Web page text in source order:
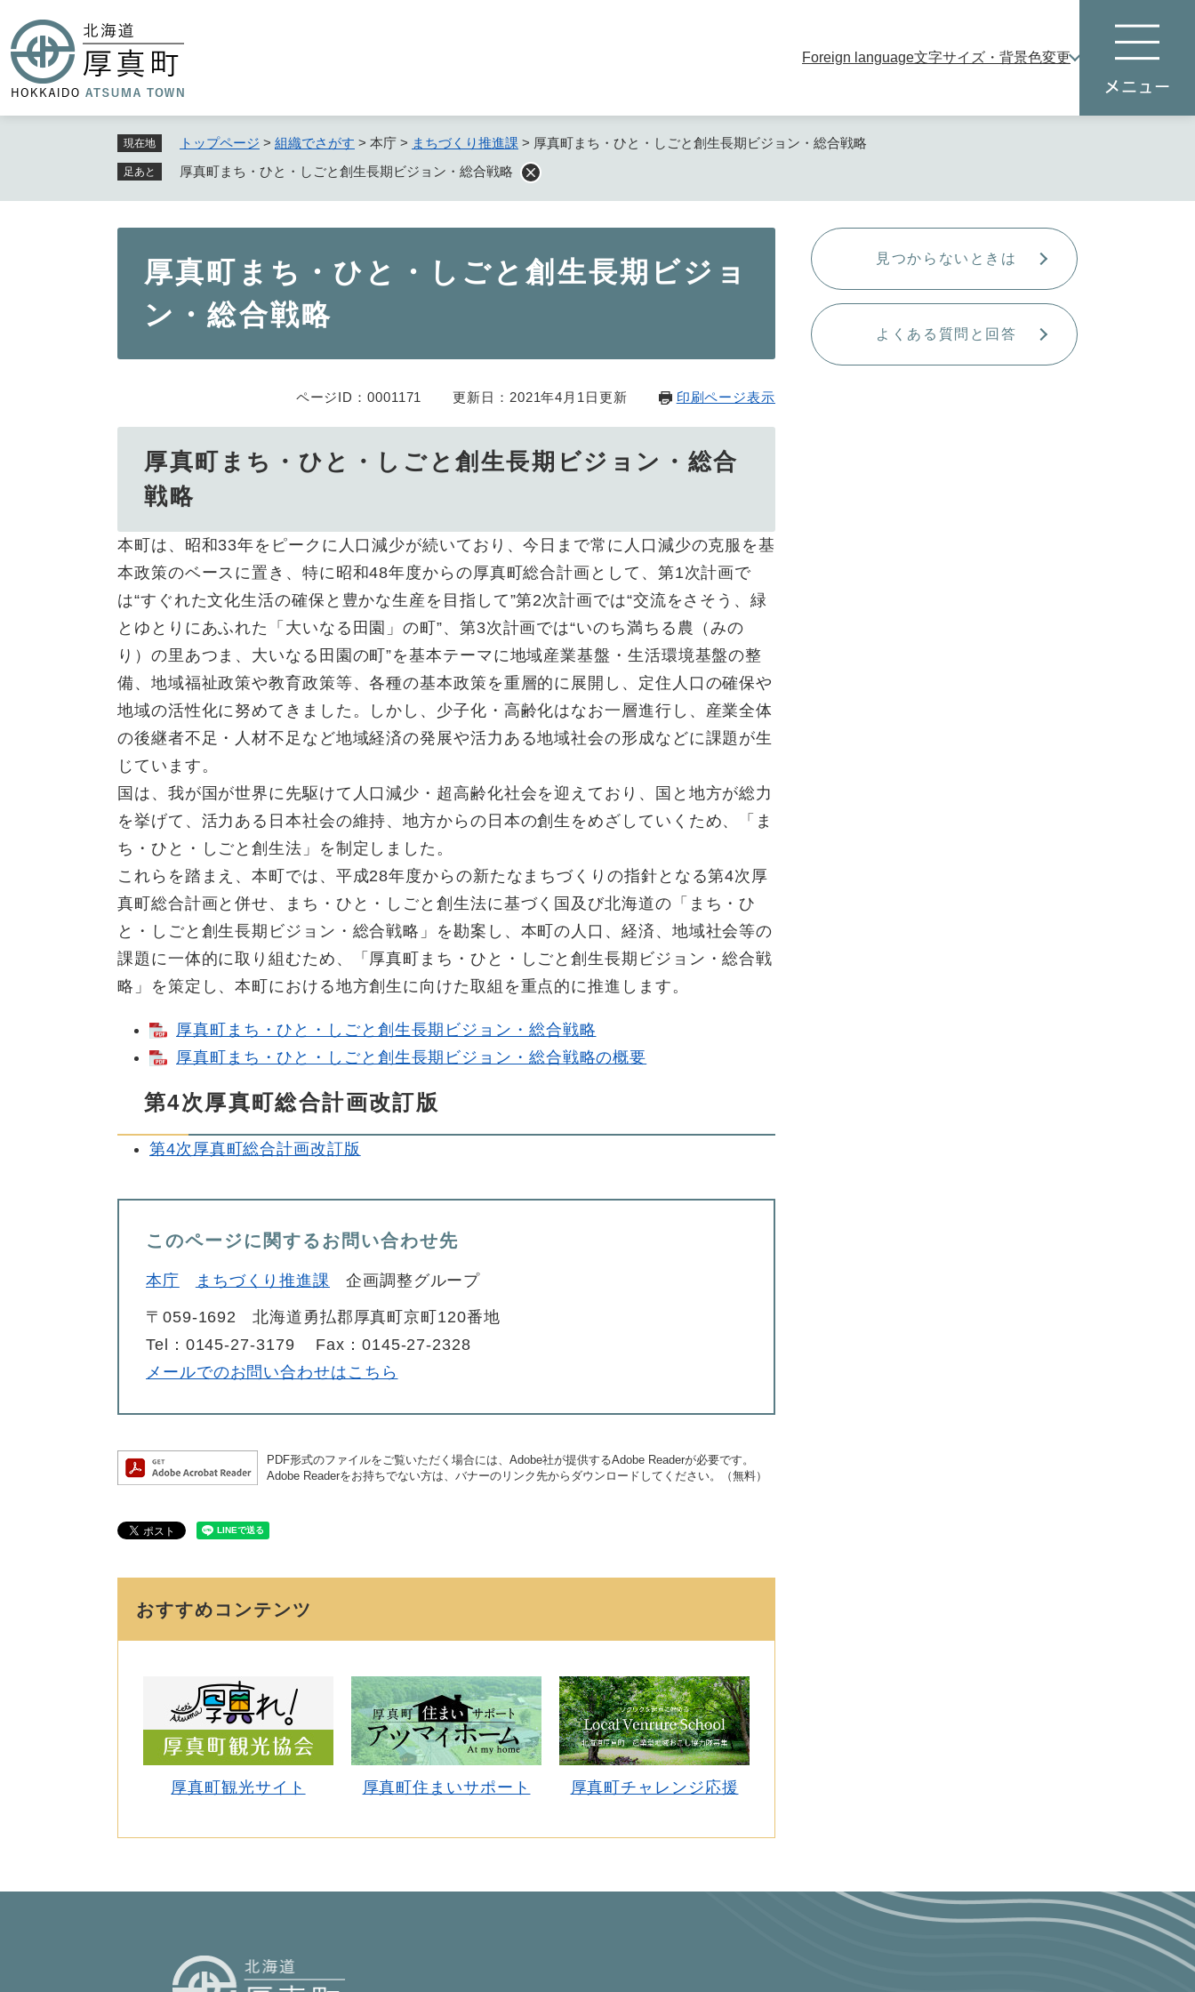
ジ
先
頭
本
Foreign language文字サイズ・背景色変更
現在地 トップページ > 組織でさがす > 本庁 > まちづくり推進課 > 厚真町まち・ひと・しごと創生長期ビジョン・総合戦略
足あと 厚真町まち・ひと・しごと創生長期ビジョン・総合戦略
厚真町まち・ひと・しごと創生長期ビジョ
ン・総合戦略
ページID：0001171 更新日：2021年4月1日更新 印刷ページ表示
厚真町まち・ひと・しごと創生長期ビジョン・総合
戦略
本町は、昭和33年をピークに人口減少が続いており、今日まで常に人口減少の克服を基
本政策のベースに置き、特に昭和48年度からの厚真町総合計画として、第1次計画で
は“すぐれた文化生活の確保と豊かな生産を目指して”第2次計画では“交流をさそう、緑
とゆとりにあふれた「大いなる田園」の町”、第3次計画では“いのち満ちる農（みの
り）の里あつま、大いなる田園の町”を基本テーマに地域産業基盤・生活環境基盤の整
備、地域福祉政策や教育政策等、各種の基本政策を重層的に展開し、定住人口の確保や
地域の活性化に努めてきました。しかし、少子化・高齢化はなお一層進行し、産業全体
の後継者不足・人材不足など地域経済の発展や活力ある地域社会の形成などに課題が生
じています。
国は、我が国が世界に先駆けて人口減少・超高齢化社会を迎えており、国と地方が総力
を挙げて、活力ある日本社会の維持、地方からの日本の創生をめざしていくため、「ま
ち・ひと・しごと創生法」を制定しました。
これらを踏まえ、本町では、平成28年度からの新たなまちづくりの指針となる第4次厚
真町総合計画と併せ、まち・ひと・しごと創生法に基づく国及び北海道の「まち・ひ
と・しごと創生長期ビジョン・総合戦略」を勘案し、本町の人口、経済、地域社会等の
課題に一体的に取り組むため、「厚真町まち・ひと・しごと創生長期ビジョン・総合戦
略」を策定し、本町における地方創生に向けた取組を重点的に推進します。
厚真町まち・ひと・しごと創生長期ビジョン・総合戦略
厚真町まち・ひと・しごと創生長期ビジョン・総合戦略の概要
第4次厚真町総合計画改訂版
第4次厚真町総合計画改訂版
このページに関するお問い合わせ先
本庁 まちづくり推進課 企画調整グループ
〒059-1692
北海道勇払郡厚真町京町120番地
Tel：0145-27-3179
Fax：0145-27-2328
メールでのお問い合わせはこちら
PDF形式のファイルをご覧いただく場合には、Adobe社が提供するAdobe Readerが必要です。
Adobe Readerをお持ちでない方は、バナーのリンク先からダウンロードしてください。（無料）
おすすめコンテンツ
厚真町観光サイト 厚真町住まいサポート 厚真町チャレンジ応援
見つからないときは
よくある質問と回答